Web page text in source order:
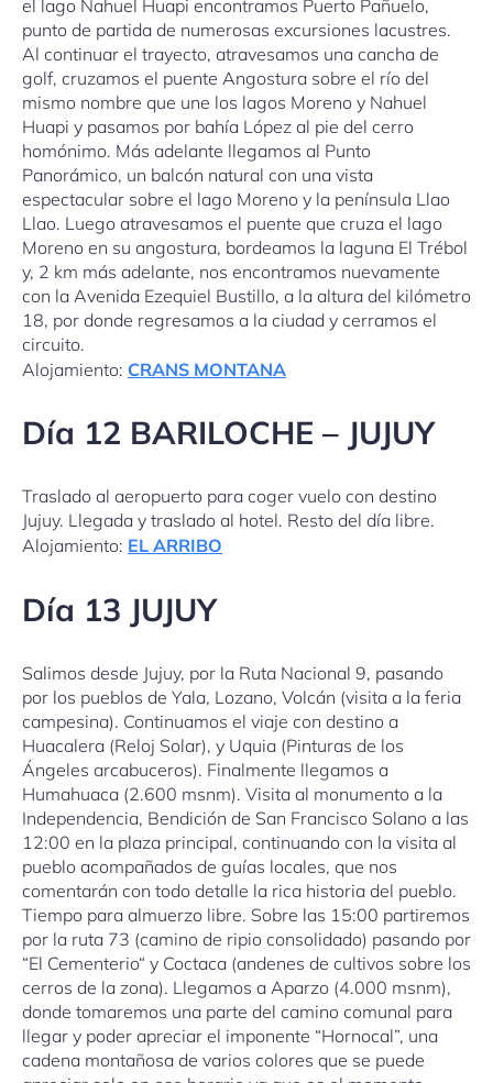
el lago Nahuel Huapi encontramos Puerto Pañuelo,
punto de partida de numerosas excursiones lacustres.
Al continuar el trayecto, atravesamos una cancha de
golf, cruzamos el puente Angostura sobre el río del
mismo nombre que une los lagos Moreno y Nahuel
Huapi y pasamos por bahía López al pie del cerro
homónimo. Más adelante llegamos al Punto
Panorámico, un balcón natural con una vista
espectacular sobre el lago Moreno y la península Llao
Llao. Luego atravesamos el puente que cruza el lago
Moreno en su angostura, bordeamos la laguna El Trébol
y, 2 km más adelante, nos encontramos nuevamente
con la Avenida Ezequiel Bustillo, a la altura del kilómetro
18, por donde regresamos a la ciudad y cerramos el
circuito.
Alojamiento: CRANS MONTANA
Día 12 BARILOCHE – JUJUY
Traslado al aeropuerto para coger vuelo con destino
Jujuy. Llegada y traslado al hotel. Resto del día libre.
Alojamiento: EL ARRIBO
Día 13 JUJUY
Salimos desde Jujuy, por la Ruta Nacional 9, pasando
por los pueblos de Yala, Lozano, Volcán (visita a la feria
campesina). Continuamos el viaje con destino a
Huacalera (Reloj Solar), y Uquia (Pinturas de los
Ángeles arcabuceros). Finalmente llegamos a
Humahuaca (2.600 msnm). Visita al monumento a la
Independencia, Bendición de San Francisco Solano a las
12:00 en la plaza principal, continuando con la visita al
pueblo acompañados de guías locales, que nos
comentarán con todo detalle la rica historia del pueblo.
Tiempo para almuerzo libre. Sobre las 15:00 partiremos
por la ruta 73 (camino de ripio consolidado) pasando por
“El Cementerio“ y Coctaca (andenes de cultivos sobre los
cerros de la zona). Llegamos a Aparzo (4.000 msnm),
donde tomaremos una parte del camino comunal para
llegar y poder apreciar el imponente “Hornocal”, una
cadena montañosa de varios colores que se puede